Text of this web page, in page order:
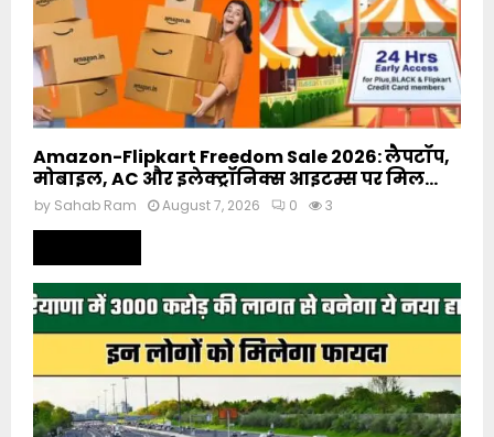
Amazon-Flipkart Freedom Sale 2026: लैपटॉप,
मोबाइल, AC और इलेक्ट्रॉनिक्स आइटम्स पर मिल...
by Sahab Ram August 7, 2026 0 3